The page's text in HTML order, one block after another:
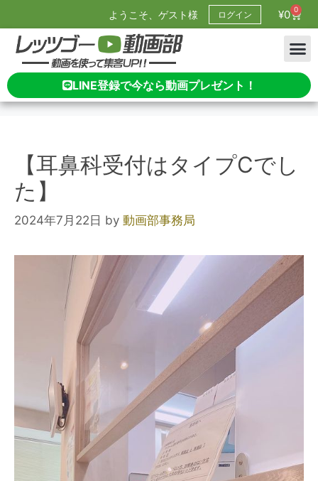
ようこそ、ゲスト様 ログイン ¥0 0
LINE登録で今なら動画プレゼント！
【耳鼻科受付はタイプCでし
た】
2024年7月22日 by 動画部事務局